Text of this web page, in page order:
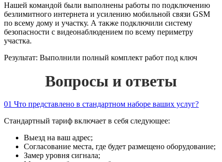
Нашей командой были выполнены работы по подключению
безлимитного интернета и усилению мобильной связи GSM
по всему дому и участку. А также подключили систему
безопасности с видеонаблюдением по всему периметру
участка.
Результат: Выполнили полный комплект работ под ключ
Вопросы и ответы
01 Что представлено в стандартном наборе ваших услуг?
Стандартный тариф включает в себя следующее:
Выезд на ваш адрес;
Согласование места, где будет размещено оборудование;
Замер уровня сигнала;